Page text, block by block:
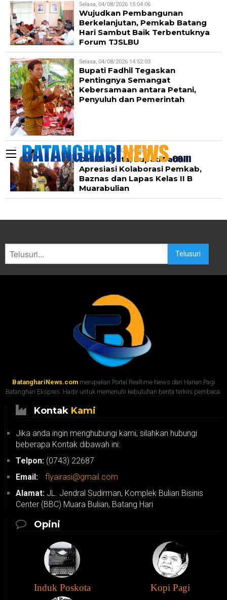
Selasa, 04/08/2026 15:04:06
Wujudkan Pembangunan
Berkelanjutan, Pemkab Batang
Hari Sambut Baik Terbentuknya
Forum TJSLBU
Selasa, 04/08/2026 14:52:03
Bupati Fadhil Tegaskan
Pentingnya Semangat
Kebersamaan antara Petani,
Penyuluh dan Pemerintah
Selasa, 04/08/2026 14:36:01
Dinilai Nyata, Bupati Fadhil
Apresiasi Kolaborasi Pemkab,
Baznas dan Lapas Kelas II B
Muarabulian
Telusuri
BatanghariNews.commerupakan Portal Realtime News dari Harian Pagi
Batanghari Ekspres. Hadir untuk memenuhi kebutuhan berita terkini pembaca.
Kontak Kami
Jika anda ingin menghubungi kami, silahkan hubungi
beberapa Kontak dibawah ini:
Telpon: (0743) 22687
Email:
flyairasi@gmail.com
Alamat: JL. Jendral Sudirman, Komplek Bulian Bisinis
Center (BBC) Muara Bulian, Batang Hari
Opini
Induk Poskota Kopi Pagi